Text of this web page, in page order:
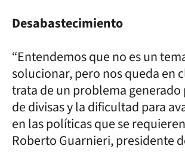
Desabastecimiento
“Entendemos que no es un
solucionar, pero nos queda en
trata de un problema
de divisas y la dificultad para
en las políticas que se
Roberto Guarnieri, presidente